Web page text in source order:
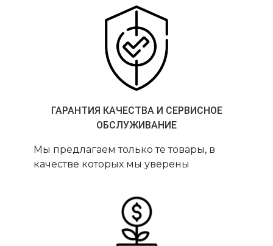
ГАРАНТИЯ КАЧЕСТВА И СЕРВИСНОЕ
ОБСЛУЖИВАНИЕ
Мы предлагаем только те товары, в
качестве которых мы уверены